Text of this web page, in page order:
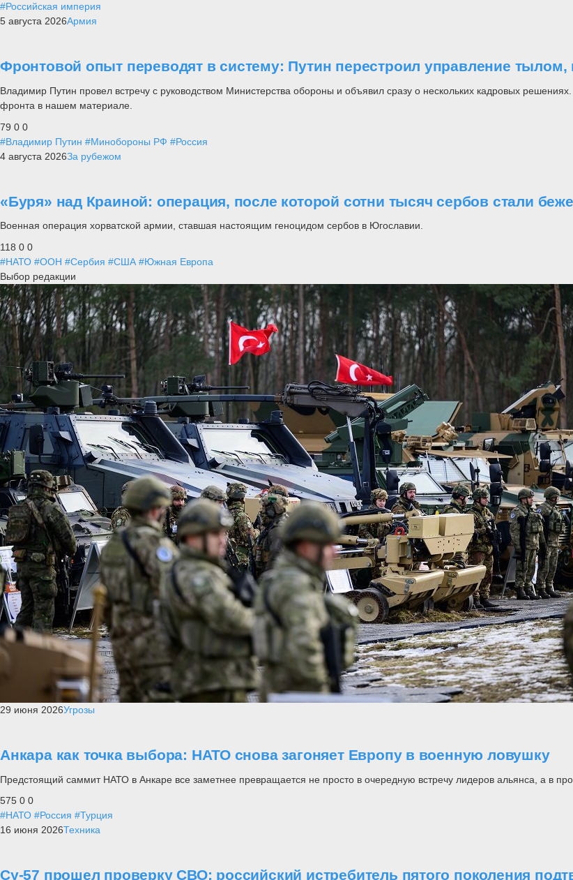
#Российская империя
5 августа 2026Армия
Фронтовой опыт переводят в систему: Путин перестроил управление
Владимир Путин провел встречу с руководством Министерства обороны и объявил сразу о нескольких кадровых
фронта в нашем материале.
79 0 0
#Владимир Путин #Минобороны РФ #Россия
4 августа 2026За рубежом
«Буря» над Краиной: операция, после которой сотни тысяч сербов стали
Военная операция хорватской армии, ставшая настоящим геноцидом сербов в Югославии.
118 0 0
#НАТО #ООН #Сербия #США #Южная Европа
Выбор редакции
29 июня 2026Угрозы
Анкара как точка выбора: НАТО снова загоняет Европу в военную ловушку
Предстоящий саммит НАТО в Анкаре все заметнее превращается не просто в очередную встречу лидеров альянса, а в
575 0 0
#НАТО #Россия #Турция
16 июня 2026Техника
Су-57 прошел проверку СВО: российский истребитель пятого поколения